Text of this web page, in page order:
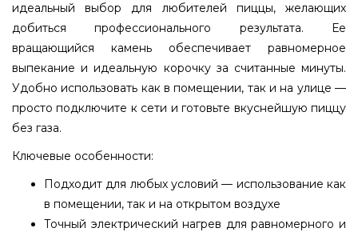
идеальный выбор для любителей пиццы, желающих
добиться профессионального результата. Ее
вращающийся камень обеспечивает равномерное
выпекание и идеальную корочку за считанные минуты.
Удобно использовать как в помещении, так и на улице —
просто подключите к сети и готовьте вкуснейшую пиццу
без газа.
Ключевые особенности:
Подходит для любых условий — использование как
в помещении, так и на открытом воздухе
Точный электрический нагрев для равномерного и